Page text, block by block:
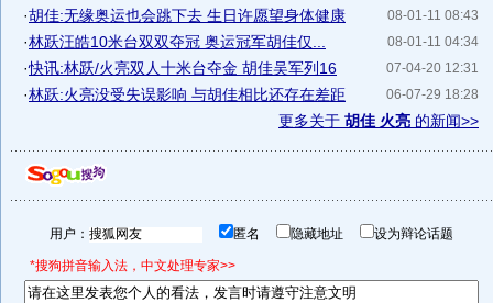
08-01-11 08:43
·胡佳:无缘奥运也会跳下去 生日许愿望身体健康
08-01-11 04:34
·林跃汪皓10米台双双夺冠 奥运冠军胡佳仅...
07-04-20 12:31
·快讯:林跃/火亮双人十米台夺金 胡佳吴军列16
06-07-29 18:28
·林跃:火亮没受失误影响 与胡佳相比还存在差距
更多关于 胡佳 火亮 的新闻>>
用户： 匿名 隐藏地址 设为辩论话题
*搜狗拼音输入法，中文处理专家>>